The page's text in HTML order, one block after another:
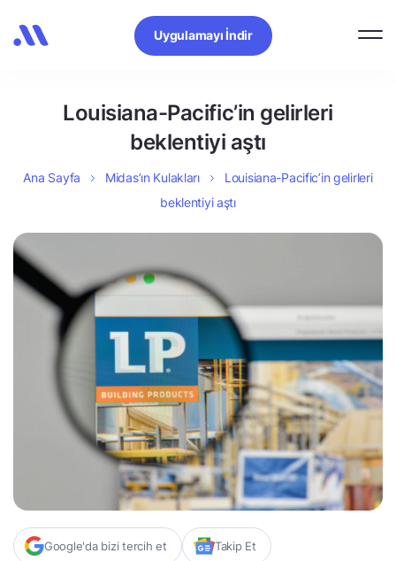
Uygulamayı İndir
Louisiana-Pacific’in gelirleri
beklentiyi aştı
Ana Sayfa Midas’ın Kulakları
Louisiana-Pacific’in gelirleri
beklentiyi aştı
Google'da bizi tercih et Takip Et